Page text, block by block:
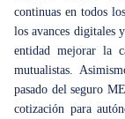
continuas en todos
los avances digitales
entidad mejorar la
mutualistas.
pasado del seguro
cotización para